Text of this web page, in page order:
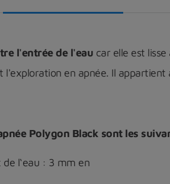
l'entrée de l'eau car elle est
en apnée. Il
Polygon Black sont les
l‘eau : 3 mm en